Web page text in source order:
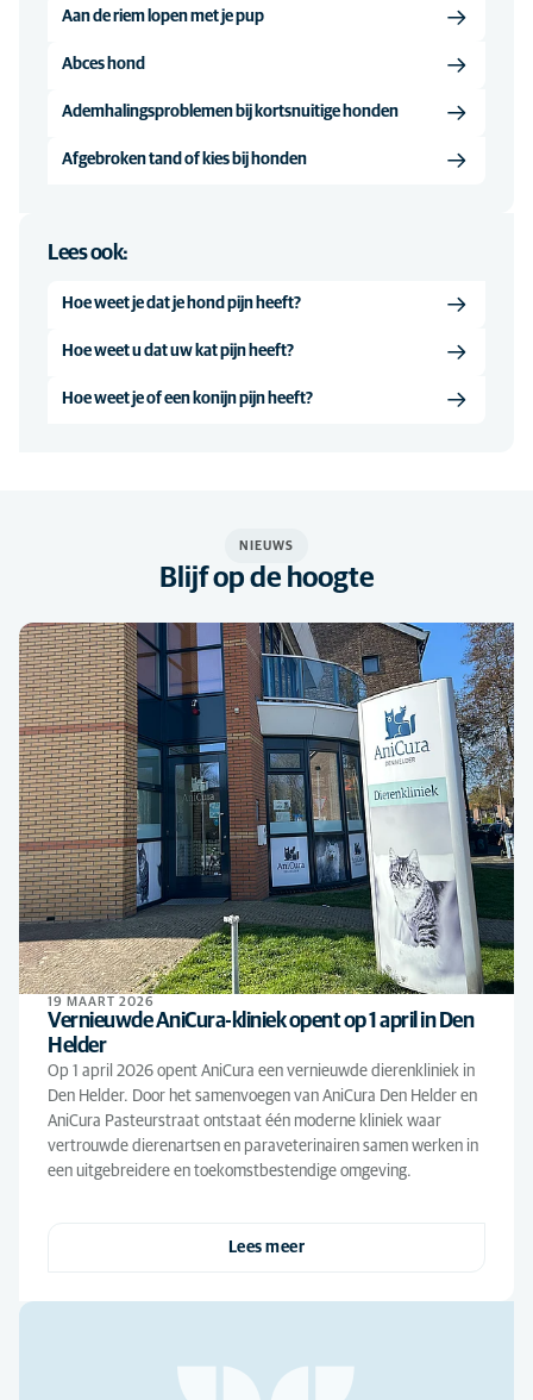
Aan de riem lopen met je pup
Abces hond
Ademhalingsproblemen bij kortsnuitige honden
Afgebroken tand of kies bij honden
Lees ook:
Hoe weet je dat je hond pijn heeft?
Hoe weet u dat uw kat pijn heeft?
Hoe weet je of een konijn pijn heeft?
NIEUWS
Blijf op de hoogte
19 MAART 2026
Vernieuwde AniCura-kliniek opent op 1 april in Den
Helder
Op 1 april 2026 opent AniCura een vernieuwde dierenkliniek in
Den Helder. Door het samenvoegen van AniCura Den Helder en
AniCura Pasteurstraat ontstaat één moderne kliniek waar
vertrouwde dierenartsen en paraveterinairen samen werken in
een uitgebreidere en toekomstbestendige omgeving.
Lees meer